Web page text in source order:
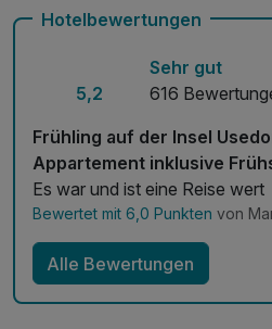
inkl. Gas/Wasser/Strom
Hotelbewertungen
5,2
Sehr gut
616
Frühling auf der Insel
Appartement inklusive
Es war und ist eine Reise wert
Bewertet mit 6,0 Punkten von
Alle Bewertungen